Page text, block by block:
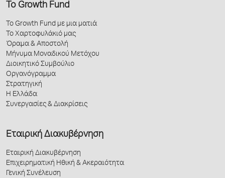
Το Growth Fund
Το Growth Fund με μια ματιά
Το Χαρτοφυλάκιό μας
Όραμα & Αποστολή
Μήνυμα Μοναδικού Μετόχου
Διοικητικό Συμβούλιο
Οργανόγραμμα
Στρατηγική
Η Ελλάδα
Συνεργασίες & Διακρίσεις
Εταιρική Διακυβέρνηση
Εταιρική Διακυβέρνηση
Επιχειρηματική Ηθική & Ακεραιότητα
Γενική Συνέλευση